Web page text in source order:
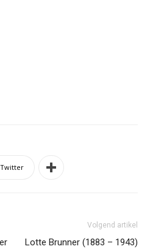
Twitter
Volgend artikel
Lotte Brunner (1883 – 1943)